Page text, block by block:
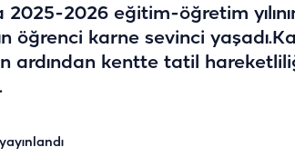
2025-2026 eğitim-öğretim
öğrenci karne sevinci
ardından kentte tatil